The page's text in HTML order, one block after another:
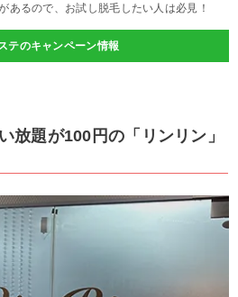
あるので、お試し脱毛したい人は必見！
テのキャンペーン情報
放題が100円の「リンリン」